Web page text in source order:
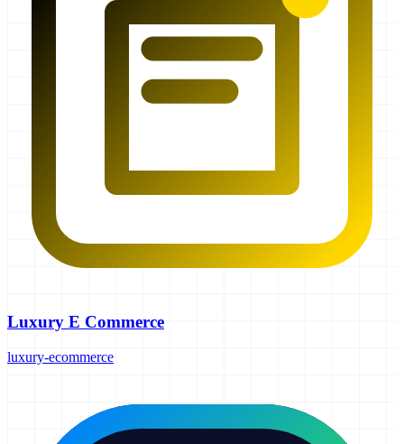
Luxury E Commerce
luxury-ecommerce